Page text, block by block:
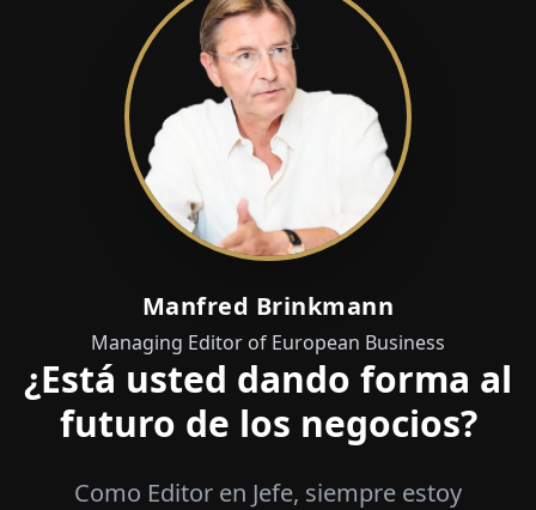
Manfred Brinkmann
Managing Editor of European Business
¿Está usted dando forma al
futuro de los negocios?
Como Editor en Jefe, siempre estoy